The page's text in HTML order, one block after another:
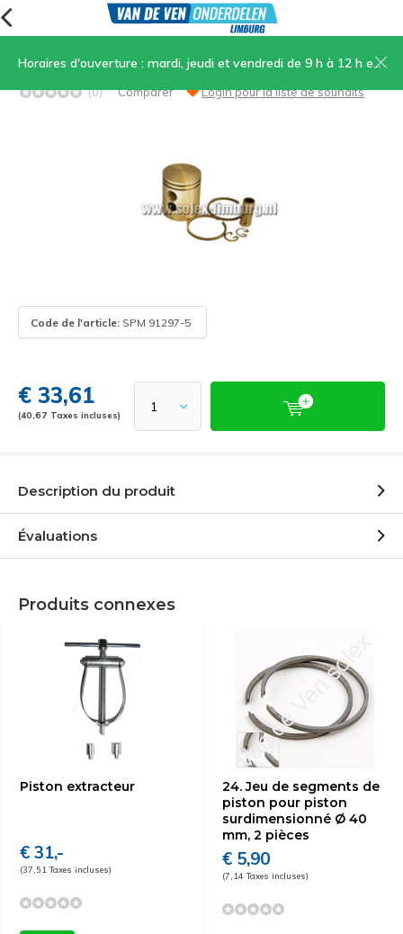
Horaires d'ouverture : mardi, jeudi et vendredi de 9 h à 12 h et de 13 h 30 à 17 h, samedi de 9 h à 12 h
40. Piston surdimensionné taille 40 mm
(0) Comparer Login pour la liste de souhaits
Code de l'article: SPM 91297-5
€ 33,61
(40,67 Taxes incluses)
Description du produit
Évaluations
Produits connexes
Piston extracteur
€ 31,-
(37,51 Taxes incluses)
24. Jeu de segments de
piston pour piston
surdimensionné Ø 40
mm, 2 pièces
€ 5,90
(7,14 Taxes incluses)